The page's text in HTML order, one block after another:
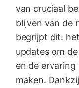
van cruciaal
blijven van de
begrijpt dit:
updates om
en de ervaring
maken.